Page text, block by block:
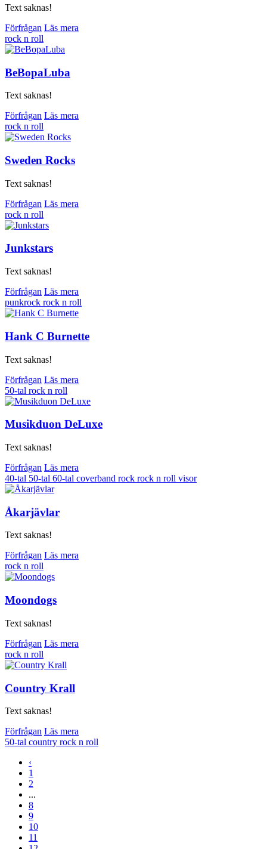
Text saknas!
Förfrågan Läs mera
rock n roll
BeBopaLuba
Text saknas!
Förfrågan Läs mera
rock n roll
Sweden Rocks
Text saknas!
Förfrågan Läs mera
rock n roll
Junkstars
Text saknas!
Förfrågan Läs mera
punkrock rock n roll
Hank C Burnette
Text saknas!
Förfrågan Läs mera
50-tal rock n roll
Musikduon DeLuxe
Text saknas!
Förfrågan Läs mera
40-tal 50-tal 60-tal coverband rock rock n roll visor
Åkarjävlar
Text saknas!
Förfrågan Läs mera
rock n roll
Moondogs
Text saknas!
Förfrågan Läs mera
rock n roll
Country Krall
Text saknas!
Förfrågan Läs mera
50-tal country rock n roll
‹
1
2
...
8
9
10
11